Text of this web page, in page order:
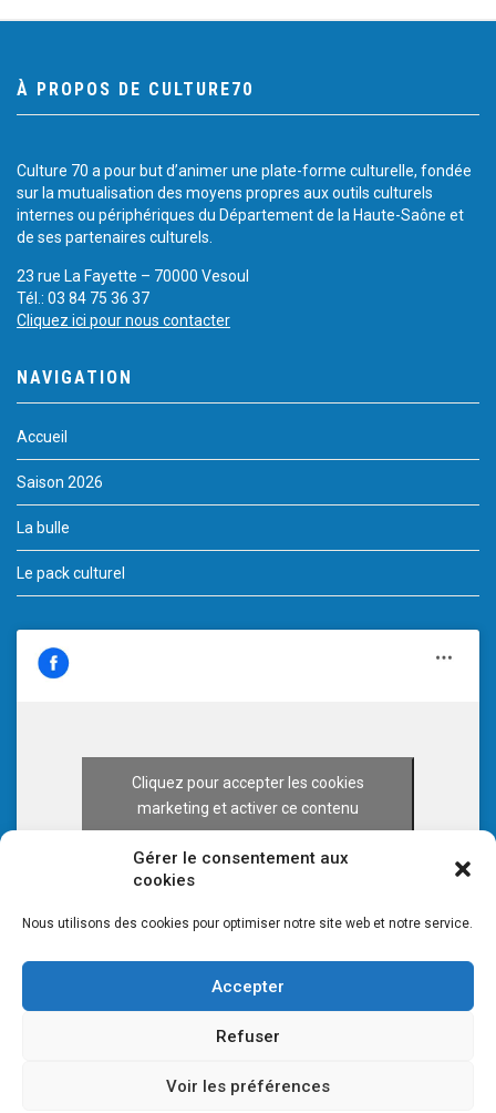
Gérer le consentement aux
cookies
Nous utilisons des cookies pour optimiser notre site web et notre service.
Accepter
Refuser
Voir les préférences
À PROPOS DE CULTURE70
Culture 70 a pour but d’animer une plate-forme culturelle, fondée
sur la mutualisation des moyens propres aux outils culturels
internes ou périphériques du Département de la Haute-Saône et
de ses partenaires culturels.
23 rue La Fayette – 70000 Vesoul
Tél.: 03 84 75 36 37
Cliquez ici pour nous contacter
NAVIGATION
Accueil
Saison 2026
La bulle
Le pack culturel
Cliquez pour accepter les cookies
marketing et activer ce contenu
© 2026 CULTURE 70 -Mentions légales-